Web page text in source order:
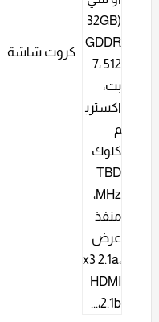
كروت شاشة